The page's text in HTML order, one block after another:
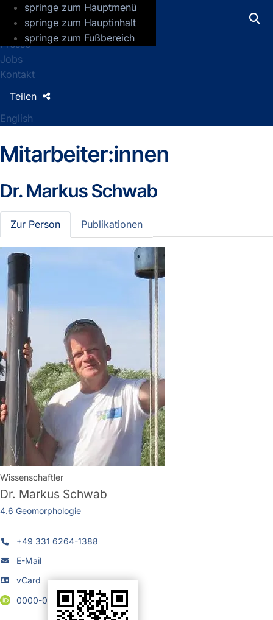
springe zum Hauptmenü
springe zum Hauptinhalt
springe zum Fußbereich
GFZ Helmholtz-Zentrum für
Presse
Jobs
Kontakt
English
Teilen
Mitarbeiter:innen
Dr.Markus Schwab
Zur Person Publikationen
Wissenschaftler
Dr. Markus Schwab
4.6 Geomorphologie
+49 331 6264-1388
E-Mail
vCard
0000-0003-1794-481X